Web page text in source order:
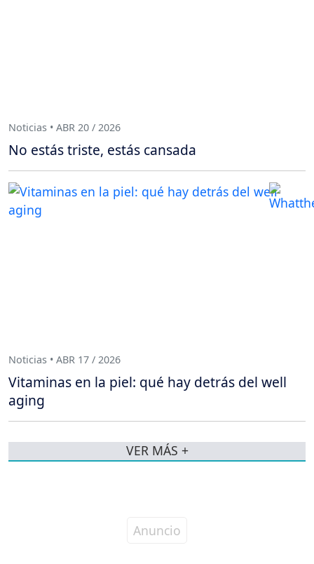
Noticias • ABR 20 / 2026
No estás triste, estás cansada
Noticias • ABR 17 / 2026
Vitaminas en la piel: qué hay detrás del well
aging
VER MÁS +